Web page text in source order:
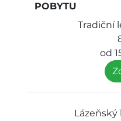
POBYTU
Tradiční
od